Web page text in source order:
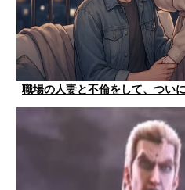
職場の人妻と不倫をして、ついに